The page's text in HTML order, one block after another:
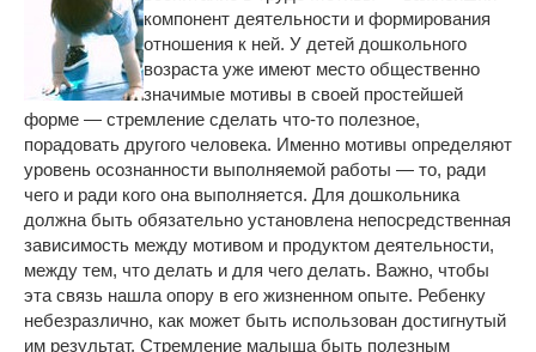
компонент деятельности и формирования
отношения к ней. У детей дошкольного
возраста уже имеют место общественно
значимые мотивы в своей простейшей
форме — стремление сделать что-то полезное,
порадовать другого человека. Именно мотивы определяют
уровень осознанности выполняемой работы — то, ради
чего и ради кого она выполняется. Для дошкольника
должна быть обязательно установлена непосредственная
зависимость между мотивом и продуктом деятельности,
между тем, что делать и для чего делать. Важно, чтобы
эта связь нашла опору в его жизненном опыте. Ребенку
небезразлично, как может быть использован достигнутый
им результат. Стремление малыша быть полезным